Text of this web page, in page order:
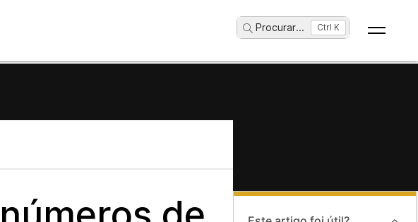
Procurar... Ctrl K